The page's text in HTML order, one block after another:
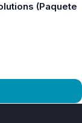
(Paquete